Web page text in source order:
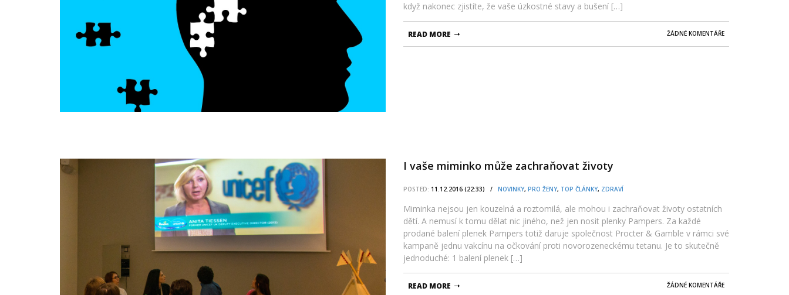
když nakonec zjistíte, že vaše úzkostné stavy a bušení […]
ŽÁDNÉ KOMENTÁŘE
READ MORE
I vaše miminko může zachraňovat životy
POSTED: 11.12.2016 (22:33) / NOVINKY, PRO ŽENY, TOP ČLÁNKY, ZDRAVÍ
Miminka nejsou jen kouzelná a roztomilá, ale mohou i zachraňovat životy ostatních
dětí. A nemusí k tomu dělat nic jiného, než jen nosit plenky Pampers. Za každé
prodané balení plenek Pampers totiž daruje společnost Procter & Gamble v rámci své
kampaně jednu vakcínu na očkování proti novorozeneckému tetanu. Je to skutečně
jednoduché: 1 balení plenek […]
ŽÁDNÉ KOMENTÁŘE
READ MORE